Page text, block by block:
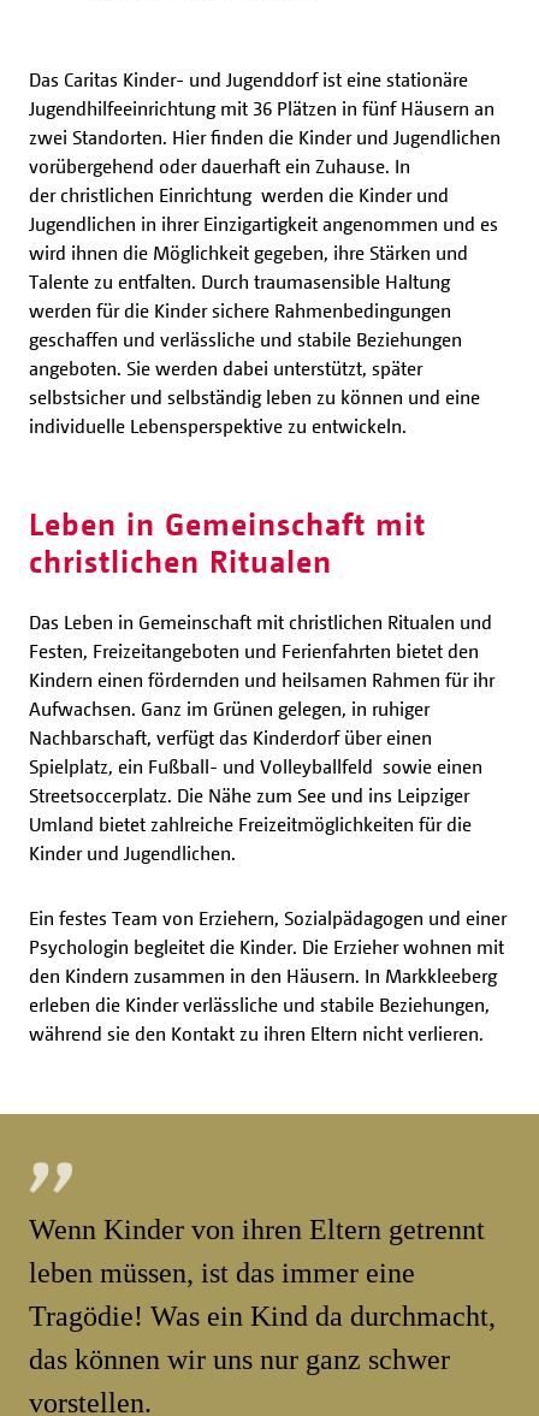
Das Caritas Kinder- und Jugenddorf ist eine stationäre
Jugendhilfeeinrichtung mit 36 Plätzen in fünf Häusern an
zwei Standorten. Hier finden die Kinder und Jugendlichen
vorübergehend oder dauerhaft ein Zuhause. In
der christlichen Einrichtung werden die Kinder und
Jugendlichen in ihrer Einzigartigkeit angenommen und es
wird ihnen die Möglichkeit gegeben, ihre Stärken und
Talente zu entfalten. Durch traumasensible Haltung
werden für die Kinder sichere Rahmenbedingungen
geschaffen und verlässliche und stabile Beziehungen
angeboten. Sie werden dabei unterstützt, später
selbstsicher und selbständig leben zu können und eine
individuelle Lebensperspektive zu entwickeln.
Leben in Gemeinschaft mit
christlichen Ritualen
Das Leben in Gemeinschaft mit christlichen Ritualen und
Festen, Freizeitangeboten und Ferienfahrten bietet den
Kindern einen fördernden und heilsamen Rahmen für ihr
Aufwachsen. Ganz im Grünen gelegen, in ruhiger
Nachbarschaft, verfügt das Kinderdorf über einen
Spielplatz, ein Fußball- und Volleyballfeld sowie einen
Streetsoccerplatz. Die Nähe zum See und ins Leipziger
Umland bietet zahlreiche Freizeitmöglichkeiten für die
Kinder und Jugendlichen.
Ein festes Team von Erziehern, Sozialpädagogen und einer
Psychologin begleitet die Kinder. Die Erzieher wohnen mit
den Kindern zusammen in den Häusern. In Markkleeberg
erleben die Kinder verlässliche und stabile Beziehungen,
während sie den Kontakt zu ihren Eltern nicht verlieren.
Wenn Kinder von ihren Eltern getrennt
leben müssen, ist das immer eine
Tragödie! Was ein Kind da durchmacht,
das können wir uns nur ganz schwer
vorstellen.